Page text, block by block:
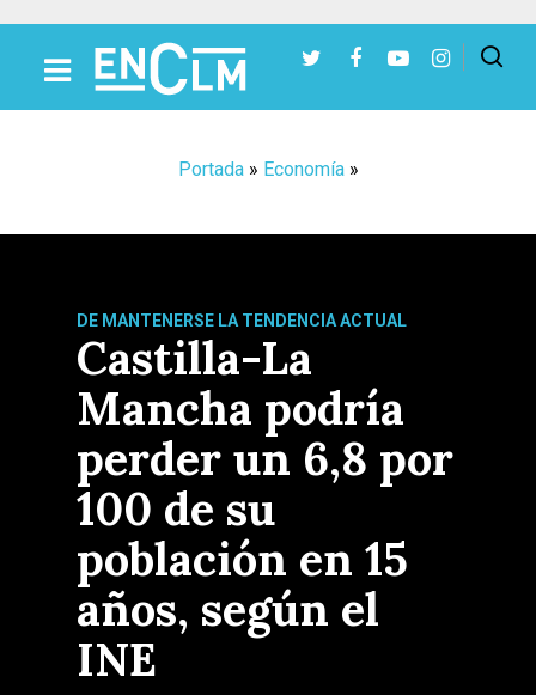
Portada» Economía»
DE MANTENERSE LA TENDENCIA ACTUAL
Castilla-La
Mancha podría
perder un 6,8 por
100 de su
población en 15
años, según el
INE